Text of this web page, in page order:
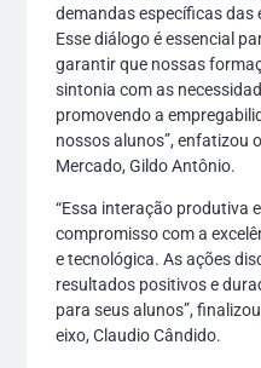
demandas específicas das
Esse diálogo é essencial
garantir que nossas
sintonia com as
promovendo a
nossos alunos”, enfatizou
Mercado, Gildo Antônio.
“Essa interação produtiva
compromisso com a
e tecnológica. As ações
resultados positivos e
para seus alunos”,
eixo, Claudio Cândido.